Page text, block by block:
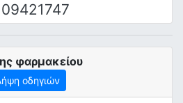
φαρμακείου
οδηγιών